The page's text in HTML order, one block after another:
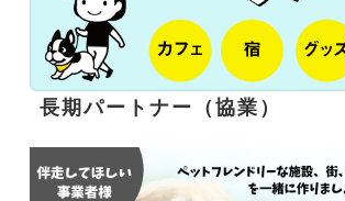
長期パートナー（協業）